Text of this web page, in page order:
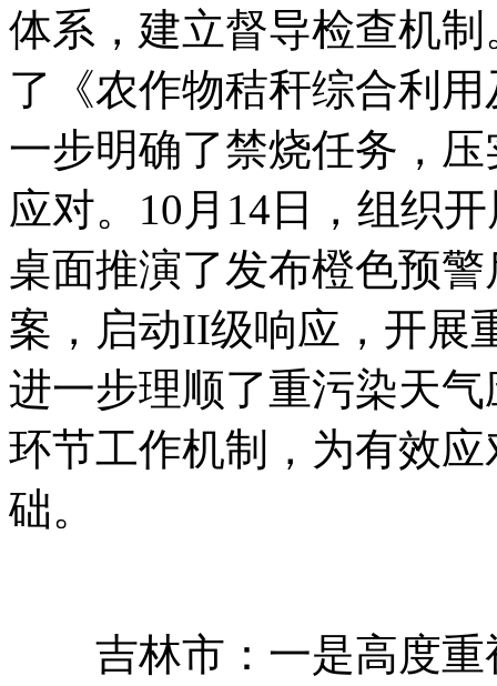
体系，建立督导检查机
了《农作物秸秆综合利
一步明确了禁烧任务，
应对。10月14日，组织
桌面推演了发布橙色预
案，启动II级响应，开展
进一步理顺了重污染天
环节工作机制，为有效
础。
吉林市：一是高度重